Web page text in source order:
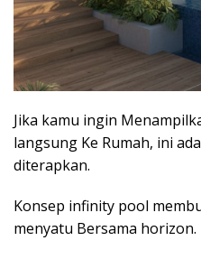
Jika kamu ingin
langsung Ke Rumah, ini
diterapkan.
Konsep infinity pool
menyatu Bersama horizon.